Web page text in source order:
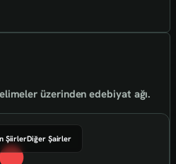
üzerinden edebiyat ağı.
ŞiirlerDiğer Şairler